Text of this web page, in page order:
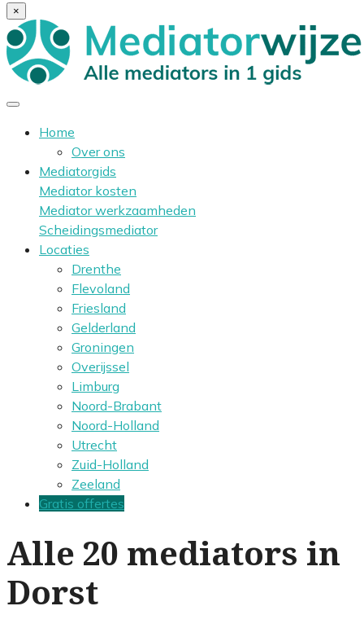
×
Home
Over ons
Mediatorgids
Mediator kosten
Mediator werkzaamheden
Scheidingsmediator
Locaties
Drenthe
Flevoland
Friesland
Gelderland
Groningen
Overijssel
Limburg
Noord-Brabant
Noord-Holland
Utrecht
Zuid-Holland
Zeeland
Gratis offertes
Alle 20 mediators in
Dorst